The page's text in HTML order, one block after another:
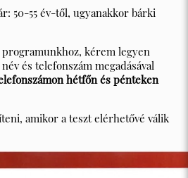
50-55 év-től, ugyanakkor bárki
programunkhoz, kérem legyen
és telefonszám megadásával
hétfőn és pénteken
amikor a teszt elérhetővé válik